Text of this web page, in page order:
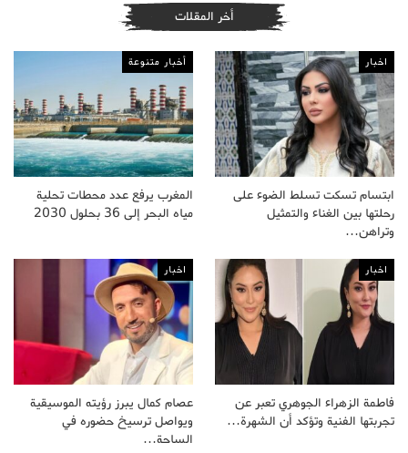
أخر المقلات
اخبار
ابتسام تسكت تسلط الضوء على
رحلتها بين الغناء والتمثيل
وتراهن…
أخبار متنوعة
المغرب يرفع عدد محطات تحلية
مياه البحر إلى 36 بحلول 2030
اخبار
فاطمة الزهراء الجوهري تعبر عن
تجربتها الفنية وتؤكد أن الشهرة…
اخبار
عصام كمال يبرز رؤيته الموسيقية
ويواصل ترسيخ حضوره في
الساحة…